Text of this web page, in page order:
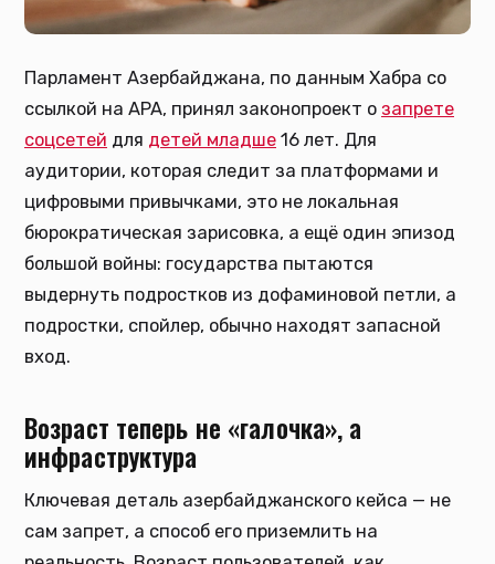
Парламент Азербайджана, по данным Хабра со
ссылкой на APA, принял законопроект о запрете
соцсетей для детей младше 16 лет. Для
аудитории, которая следит за платформами и
цифровыми привычками, это не локальная
бюрократическая зарисовка, а ещё один эпизод
большой войны: государства пытаются
выдернуть подростков из дофаминовой петли, а
подростки, спойлер, обычно находят запасной
вход.
Возраст теперь не «галочка», а
инфраструктура
Ключевая деталь азербайджанского кейса — не
сам запрет, а способ его приземлить на